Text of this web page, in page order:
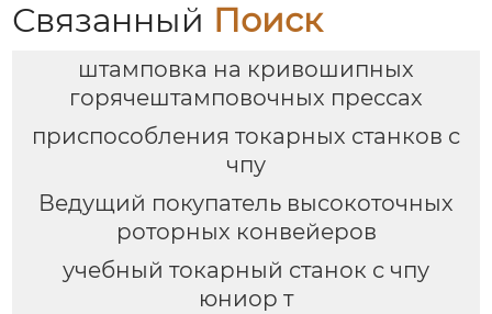
Связанный Поиск
штамповка на кривошипных
горячештамповочных прессах
приспособления токарных станков с
чпу
Ведущий покупатель высокоточных
роторных конвейеров
учебный токарный станок с чпу
юниор т